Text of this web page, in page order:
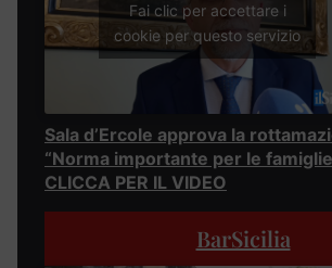
Fai clic per accettare i
cookie per questo servizio
Sala d’Ercole approva la
“Norma importante per le
CLICCA PER IL VIDEO
BarSicilia